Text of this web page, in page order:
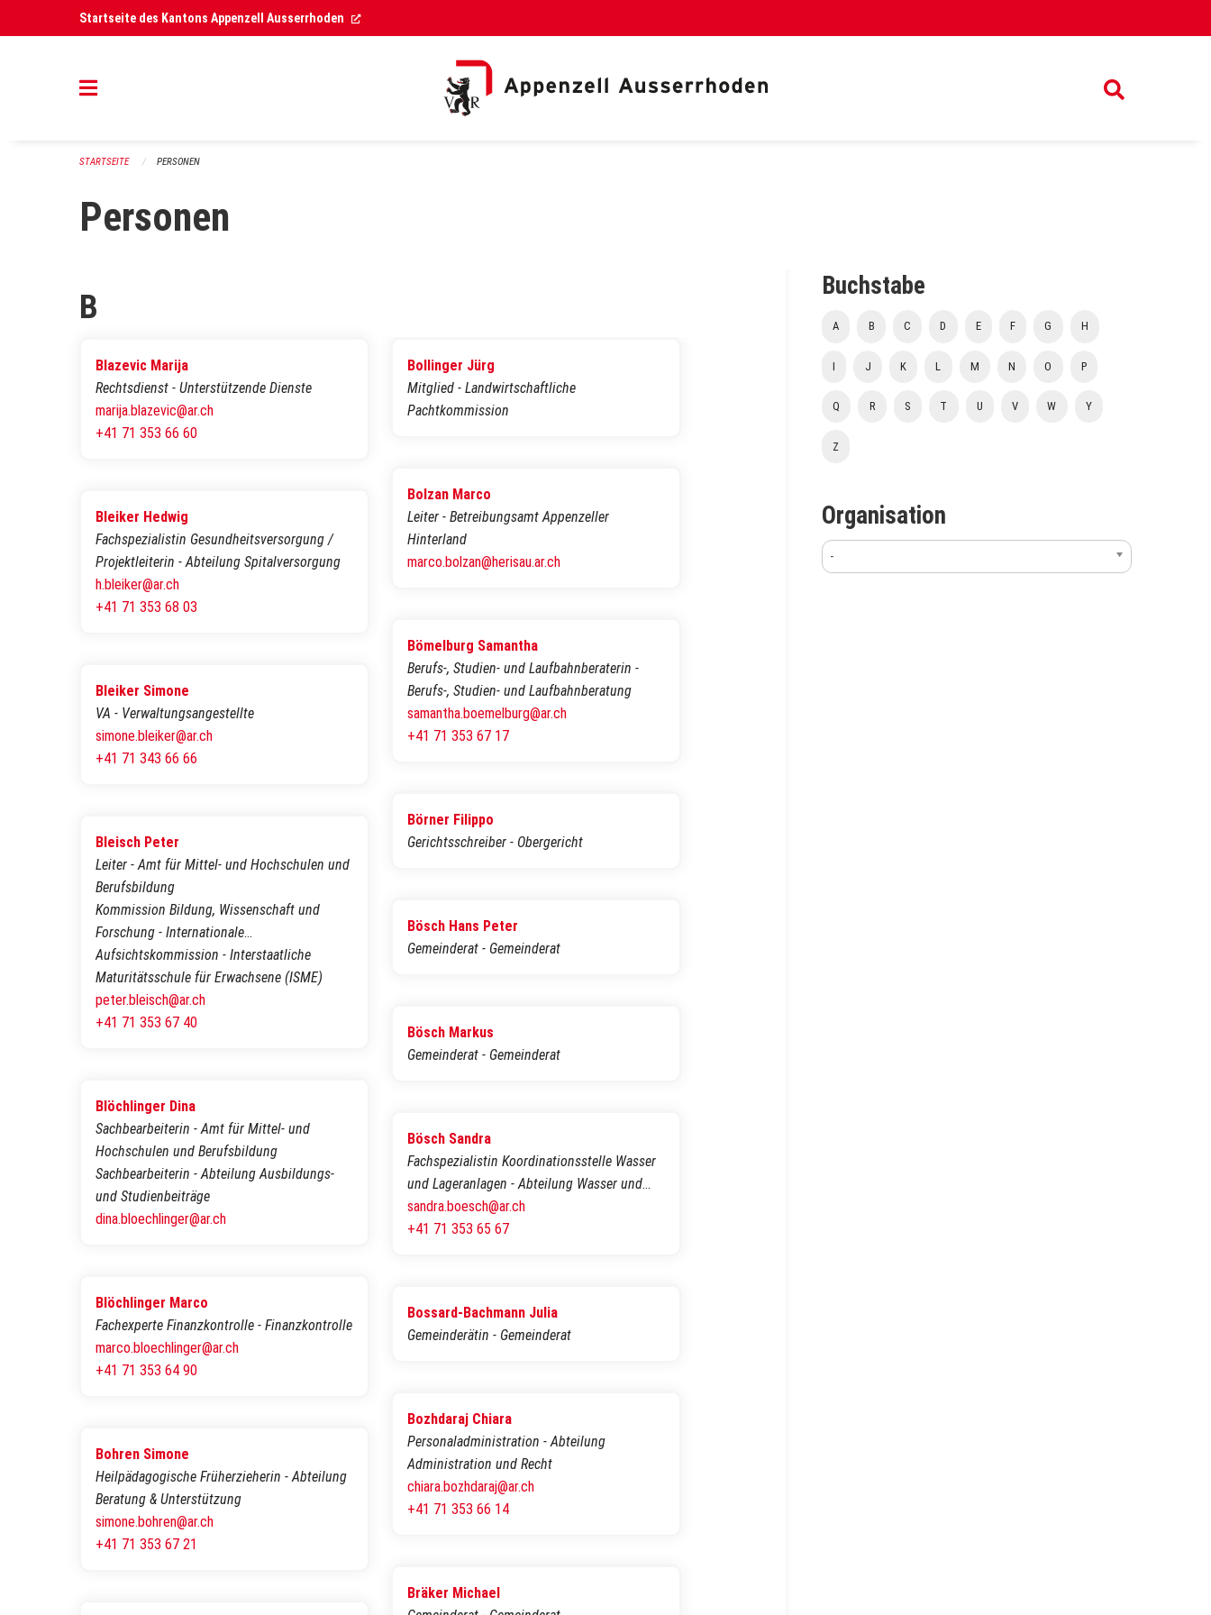
Navigation überspringenStartseite des Kantons Appenzell Ausserrhoden (External Link)
STARTSEITE PERSONEN
Personen
B
Blazevic Marija
Rechtsdienst - Unterstützende Dienste
marija.blazevic@ar.ch
+41 71 353 66 60
Bleiker Hedwig
Fachspezialistin Gesundheitsversorgung /
Projektleiterin - Abteilung Spitalversorgung
h.bleiker@ar.ch
+41 71 353 68 03
Bleiker Simone
VA - Verwaltungsangestellte
simone.bleiker@ar.ch
+41 71 343 66 66
Bleisch Peter
Leiter - Amt für Mittel- und Hochschulen und
Berufsbildung
Kommission Bildung, Wissenschaft und
Forschung - Internationale
Bodenseekonferenz (IBK)
Aufsichtskommission - Interstaatliche
Maturitätsschule für Erwachsene (ISME)
peter.bleisch@ar.ch
+41 71 353 67 40
Blöchlinger Dina
Sachbearbeiterin - Amt für Mittel- und
Hochschulen und Berufsbildung
Sachbearbeiterin - Abteilung Ausbildungs-
und Studienbeiträge
dina.bloechlinger@ar.ch
Blöchlinger Marco
Fachexperte Finanzkontrolle - Finanzkontrolle
marco.bloechlinger@ar.ch
+41 71 353 64 90
Bohren Simone
Heilpädagogische Früherzieherin - Abteilung
Beratung & Unterstützung
simone.bohren@ar.ch
+41 71 353 67 21
Bollinger Jürg
Mitglied - Landwirtschaftliche
Pachtkommission
Bolzan Marco
Leiter - Betreibungsamt Appenzeller
Hinterland
marco.bolzan@herisau.ar.ch
Bömelburg Samantha
Berufs-, Studien- und Laufbahnberaterin -
Berufs-, Studien- und Laufbahnberatung
samantha.boemelburg@ar.ch
+41 71 353 67 17
Börner Filippo
Gerichtsschreiber - Obergericht
Bösch Hans Peter
Gemeinderat - Gemeinderat
Bösch Markus
Gemeinderat - Gemeinderat
Bösch Sandra
Fachspezialistin Koordinationsstelle Wasser
und Lageranlagen - Abteilung Wasser und
Stoffe
sandra.boesch@ar.ch
+41 71 353 65 67
Bossard-Bachmann Julia
Gemeinderätin - Gemeinderat
Bozhdaraj Chiara
Personaladministration - Abteilung
Administration und Recht
chiara.bozhdaraj@ar.ch
+41 71 353 66 14
Bräker Michael
Buchstabe
A B C D E F G H
I J K L M N O P
Q R S T U V W Y
Z
Organisation
-